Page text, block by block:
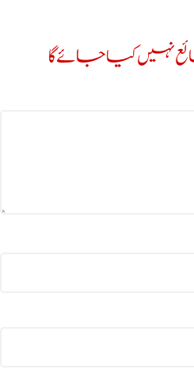
نہیں کیا جائے گا